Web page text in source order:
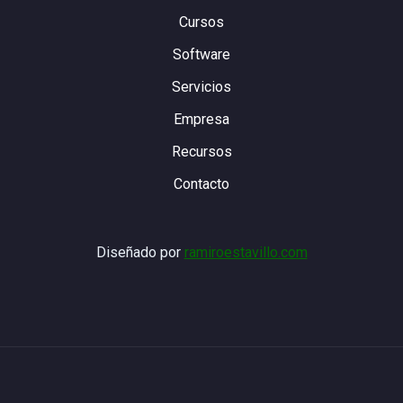
Cursos
Software
Servicios
Empresa
Recursos
Contacto
Diseñado por ramiroestavillo.com